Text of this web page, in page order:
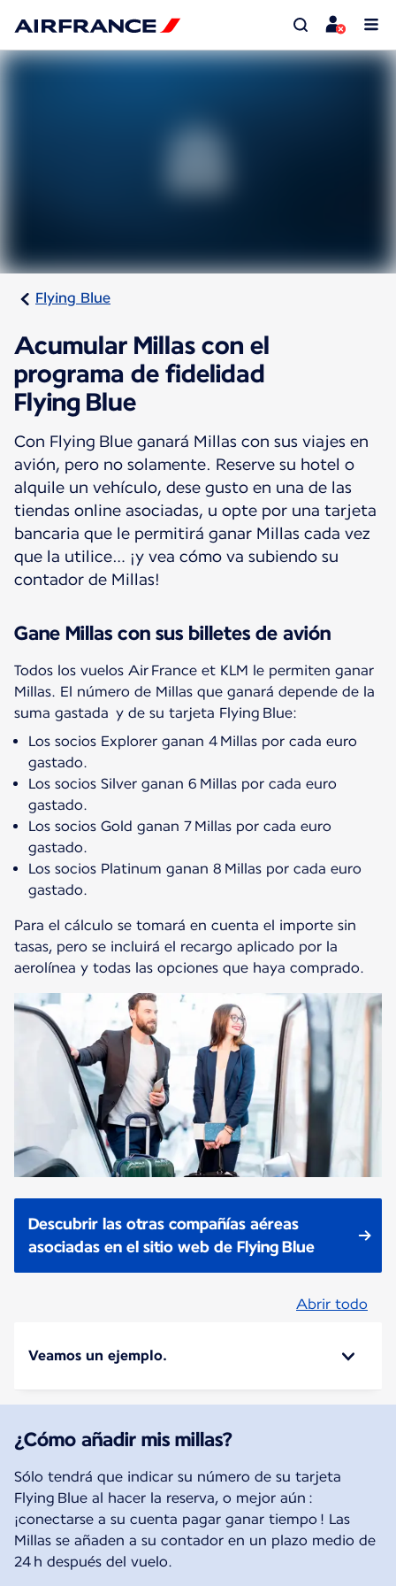
Flying Blue
Acumular Millas con el
programa de fidelidad
Flying Blue
Con Flying Blue ganará Millas con sus viajes en
avión, pero no solamente. Reserve su hotel o
alquile un vehículo, dese gusto en una de las
tiendas online asociadas, u opte por una tarjeta
bancaria que le permitirá ganar Millas cada vez
que la utilice… ¡y vea cómo va subiendo su
contador de Millas!
Gane Millas con sus billetes de avión
Todos los vuelos Air France et KLM le permiten ganar
Millas. El número de Millas que ganará depende de la
suma gastada y de su tarjeta Flying Blue:
Los socios Explorer ganan 4 Millas por cada euro
gastado.
Los socios Silver ganan 6 Millas por cada euro
gastado.
Los socios Gold ganan 7 Millas por cada euro
gastado.
Los socios Platinum ganan 8 Millas por cada euro
gastado.
Para el cálculo se tomará en cuenta el importe sin
tasas, pero se incluirá el recargo aplicado por la
aerolínea y todas las opciones que haya comprado.
Descubrir las otras compañías aéreas
asociadas en el sitio web de Flying Blue
Abrir todo
Veamos un ejemplo.
¿Cómo añadir mis millas?
Sólo tendrá que indicar su número de su tarjeta
Flying Blue al hacer la reserva, o mejor aún :
¡conectarse a su cuenta pagar ganar tiempo ! Las
Millas se añaden a su contador en un plazo medio de
24 h después del vuelo.